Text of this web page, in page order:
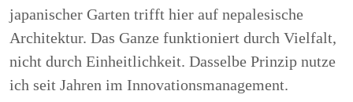
japanischer Garten trifft hier auf nepalesische
Architektur. Das Ganze funktioniert durch Vielfalt,
nicht durch Einheitlichkeit. Dasselbe Prinzip nutze
ich seit Jahren im Innovationsmanagement.